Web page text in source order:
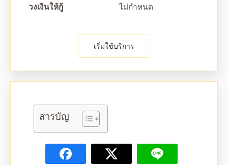
วงเงินให้กู้ ไม่กำหนด
เริ่มใช้บริการ
สารบัญ